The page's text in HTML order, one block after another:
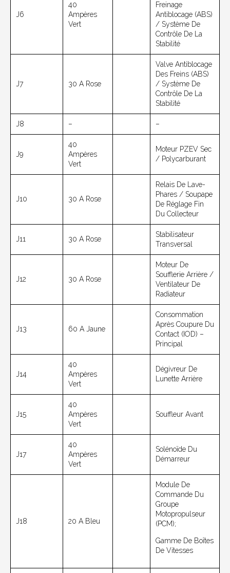
J6
40
Ampères
Vert
Freinage
Antiblocage (ABS)
/ Système De
Contrôle De La
Stabilité
J7 30 A Rose
Valve Antiblocage
Des Freins (ABS)
/ Système De
Contrôle De La
Stabilité
J8 – –
J9
40
Ampères
Vert
Moteur PZEV Sec
/ Polycarburant
J10 30 A Rose
Relais De Lave-
Phares / Soupape
De Réglage Fin
Du Collecteur
J11 30 A Rose
Stabilisateur
Transversal
J12 30 A Rose
Moteur De
Soufflerie Arrière /
Ventilateur De
Radiateur
J13 60 A Jaune
Consommation
Après Coupure Du
Contact (IOD) –
Principal
J14
40
Ampères
Vert
Dégivreur De
Lunette Arrière
J15
40
Ampères
Vert
Souffleur Avant
J17
40
Ampères
Vert
Solénoïde Du
Démarreur
J18 20 A Bleu
Module De
Commande Du
Groupe
Motopropulseur
(PCM);
Gamme De Boîtes
De Vitesses